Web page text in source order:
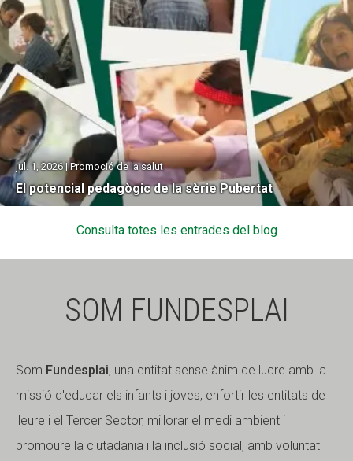
El potencial pedagògic de la sèrie Pubertat
jul. 1, 2026 | Promoció de la salut
Consulta totes les entrades del blog
SOM FUNDESPLAI
Som Fundesplai, una entitat sense ànim de lucre amb la
missió d'educar els infants i joves, enfortir les entitats de
lleure i el Tercer Sector, millorar el medi ambient i
promoure la ciutadania i la inclusió social, amb voluntat